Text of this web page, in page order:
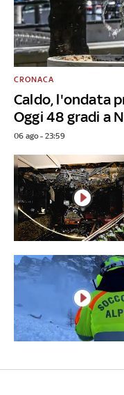
Caldo, l'ondata
Oggi 48 gradi a
CRONACA
06 ago - 23:59